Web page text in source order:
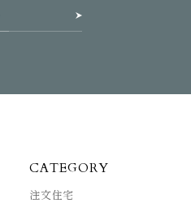
CATEGORY
注文住宅